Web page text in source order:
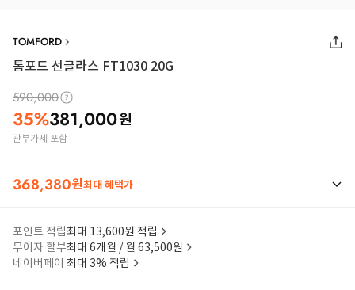
TOMFORD
톰포드 선글라스 FT1030 20G
590,000
35%381,000원
관부가세 포함
368,380원최대 혜택가
포인트 적립최대 13,600원 적립
무이자 할부최대 6개월 / 월 63,500원
네이버페이 최대 3% 적립